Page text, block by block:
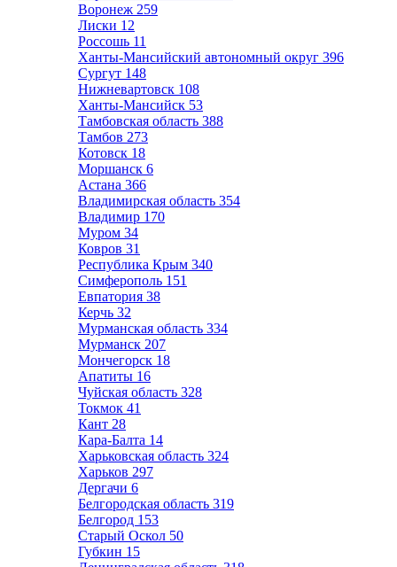
Воронеж 259
Лиски 12
Россошь 11
Ханты-Мансийский автономный округ 396
Сургут 148
Нижневартовск 108
Ханты-Мансийск 53
Тамбовская область 388
Тамбов 273
Котовск 18
Моршанск 6
Астана 366
Владимирская область 354
Владимир 170
Муром 34
Ковров 31
Республика Крым 340
Симферополь 151
Евпатория 38
Керчь 32
Мурманская область 334
Мурманск 207
Мончегорск 18
Апатиты 16
Чуйская область 328
Токмок 41
Кант 28
Кара-Балта 14
Харьковская область 324
Харьков 297
Дергачи 6
Белгородская область 319
Белгород 153
Старый Оскол 50
Губкин 15